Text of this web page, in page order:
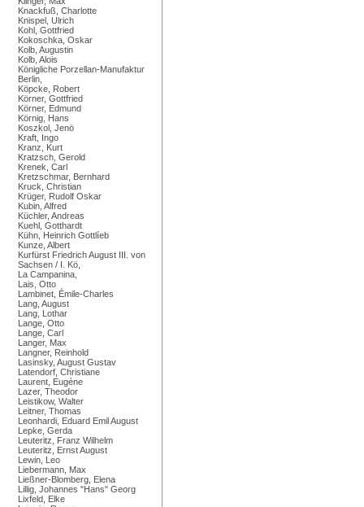
Knackfuß, Charlotte
Knispel, Ulrich
Kohl, Gottfried
Kokoschka, Oskar
Kolb, Augustin
Kolb, Alois
Königliche Porzellan-Manufaktur
Berlin,
Köpcke, Robert
Körner, Gottfried
Körner, Edmund
Körnig, Hans
Koszkol, Jenö
Kraft, Ingo
Kranz, Kurt
Kratzsch, Gerold
Krenek, Carl
Kretzschmar, Bernhard
Kruck, Christian
Krüger, Rudolf Oskar
Kubin, Alfred
Küchler, Andreas
Kuehl, Gotthardt
Kühn, Heinrich Gottlíeb
Kunze, Albert
Kurfürst Friedrich August III. von
Sachsen / I. Kö,
La Campanina,
Lais, Otto
Lambinet, Émile-Charles
Lang, August
Lang, Lothar
Lange, Otto
Lange, Carl
Langer, Max
Langner, Reinhold
Lasinsky, August Gustav
Latendorf, Christiane
Laurent, Eugène
Lazer, Theodor
Leistikow, Walter
Leitner, Thomas
Leonhardi, Eduard Emil August
Lepke, Gerda
Leuteritz, Franz Wilhelm
Leuteritz, Ernst August
Lewin, Leo
Liebermann, Max
Ließner-Blomberg, Elena
Lillig, Johannes "Hans" Georg
Lixfeld, Elke